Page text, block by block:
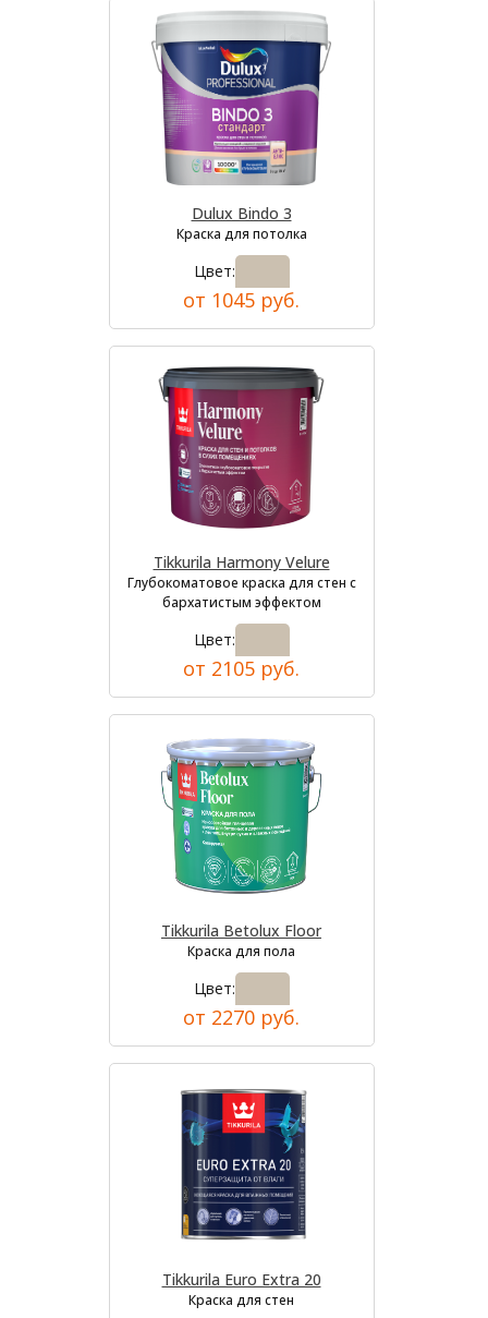
Dulux Bindo 3
Краска для потолка
Цвет:
от 1045 руб.
Tikkurila Harmony Velure
Глубокоматовое краска для стен с
бархатистым эффектом
Цвет:
от 2105 руб.
Tikkurila Betolux Floor
Краска для пола
Цвет:
от 2270 руб.
Tikkurila Euro Extra 20
Краска для стен